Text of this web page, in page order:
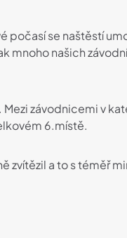
počasí se naštěstí
mnoho našich
závodnicemi v
6.místě.
zvítězil a to s téměř